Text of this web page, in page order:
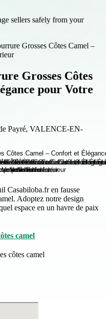
sellers safely from your
Grosses Côtes Camel –
Grosses Côtes
pour Votre
Payré, VALENCE-EN-
Casabiloba.fr en fausse
Adoptez notre design
espace en un havre de paix
camel
côtes camel